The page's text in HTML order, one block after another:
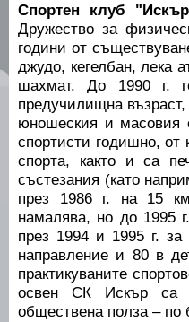
Спортен клуб
Дружество за
години от
джудо, кегелбан, лека
шахмат. До 1990 г.
предучилищна
юношеския и масовия
спортисти годишно, от
спорта, както и са
състезания (като
през 1986 г. на 15
намалява, но до 1995
през 1994 и 1995 г.
направление и 80 в
практикуваните
освен СК Искър са
обществена полза – по